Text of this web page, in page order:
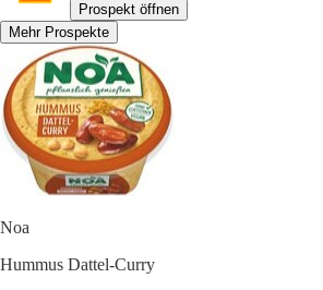
Prospekt öffnen
Mehr Prospekte
Noa
Hummus Dattel-Curry